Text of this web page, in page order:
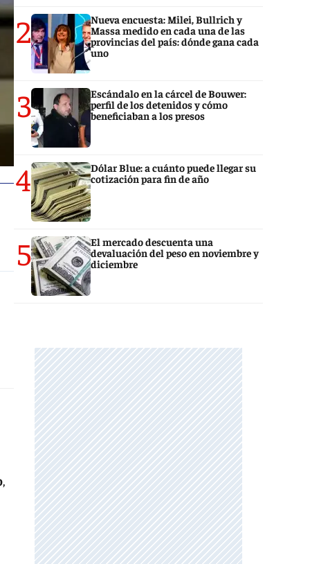
,
2
Nueva encuesta: Milei, Bullrich y
Massa medido en cada una de las
provincias del país: dónde gana cada
uno
3
Escándalo en la cárcel de Bouwer:
perfil de los detenidos y cómo
beneficiaban a los presos
4
Dólar Blue: a cuánto puede llegar su
cotización para fin de año
5
El mercado descuenta una
devaluación del peso en noviembre y
diciembre